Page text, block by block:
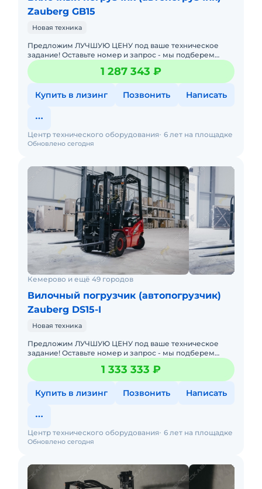
Zauberg GB15
Новая техника
Предложим ЛУЧШУЮ ЦЕНУ под ваше техническое
задание! Оставьте номер и запрос - мы подберем
модель со СКИДКОЙ. В наличии на складах новые
вилочные погрузчики1 287 343 ₽
Купить в лизинг Позвонить Написать
Обновлено сегодня
Центр технического оборудования 6 лет на площадке
Кемерово и ещё 49 городов
Вилочный погрузчик (автопогрузчик)
Zauberg DS15-I
Новая техника
Предложим ЛУЧШУЮ ЦЕНУ под ваше техническое
задание! Оставьте номер и запрос - мы подберем
модель со СКИДКОЙ. В наличии на складах новые
вилочные погрузчики1 333 333 ₽
Купить в лизинг Позвонить Написать
Обновлено сегодня
Центр технического оборудования 6 лет на площадке